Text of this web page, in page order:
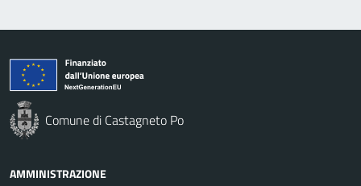
Comune di Castagneto Po
AMMINISTRAZIONE